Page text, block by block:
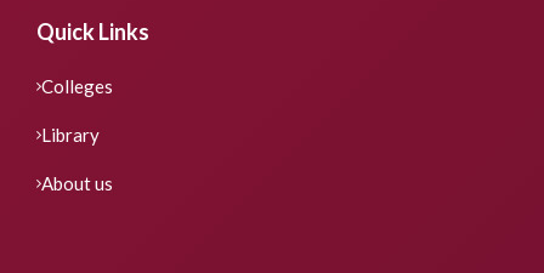
Quick Links
Colleges
Library
About us